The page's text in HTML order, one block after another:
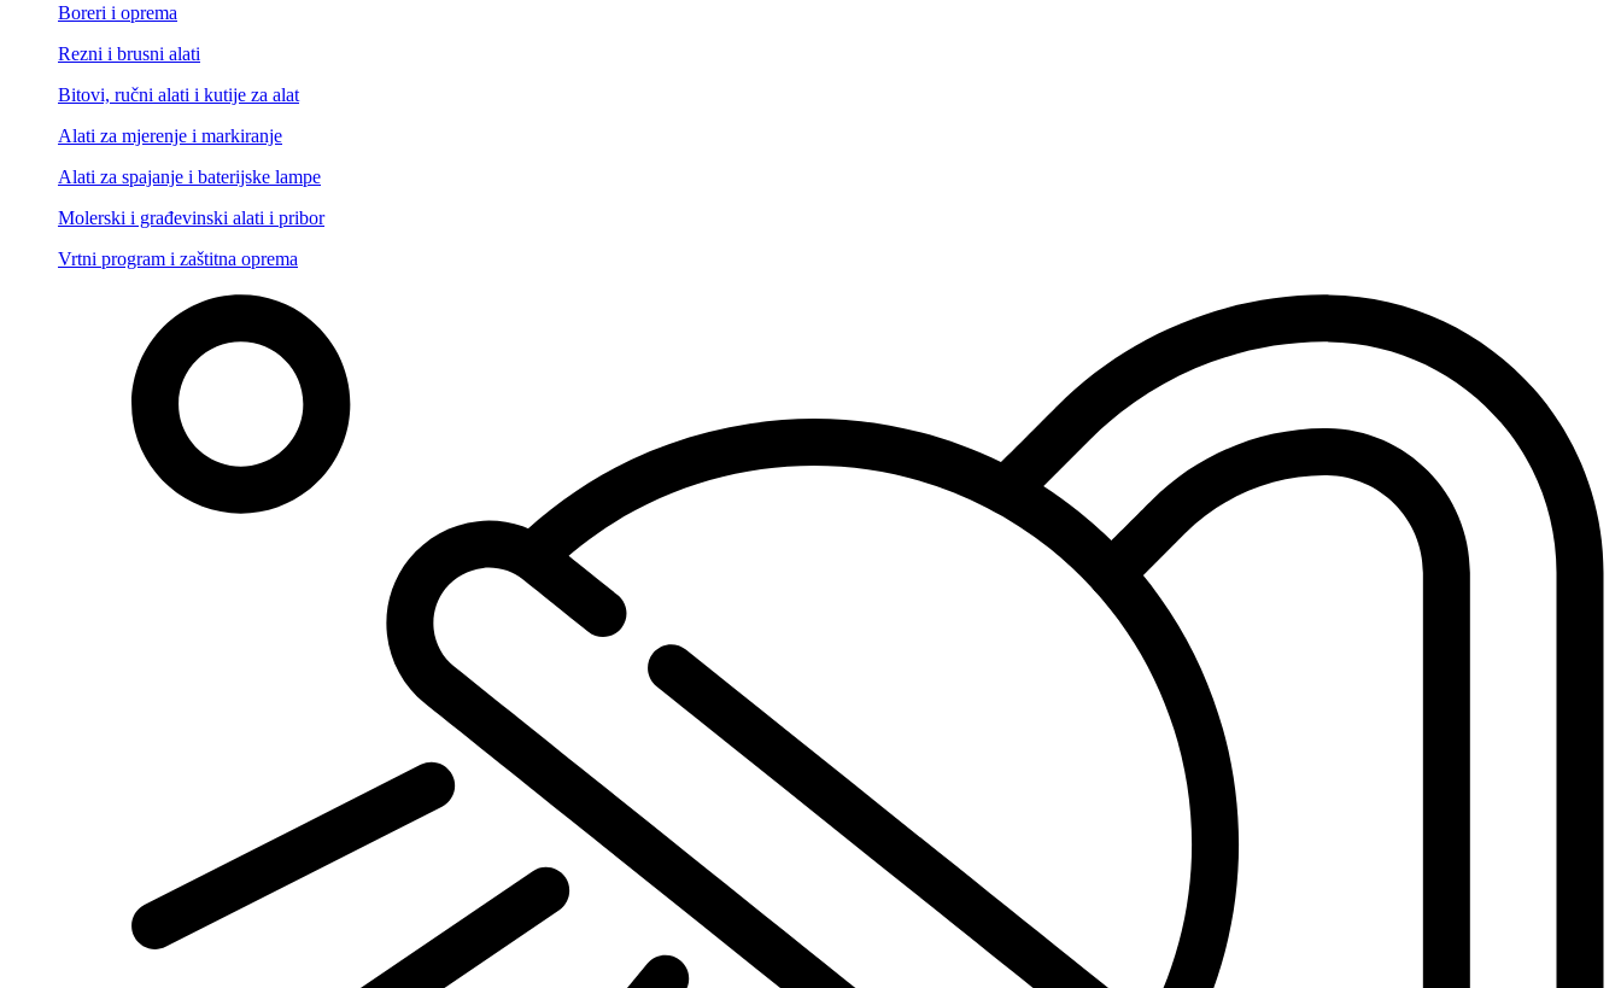
Boreri i oprema
Rezni i brusni alati
Bitovi, ručni alati i kutije za alat
Alati za mjerenje i markiranje
Alati za spajanje i baterijske lampe
Molerski i građevinski alati i pribor
Vrtni program i zaštitna oprema